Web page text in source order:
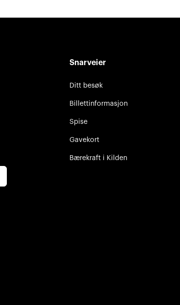
Snarveier
Ditt besøk
Billettinformasjon
Spise
Gavekort
Bærekraft i Kilden